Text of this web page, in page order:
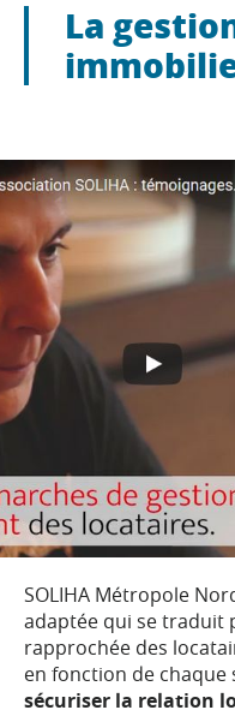
La
SOLIHA Métropole
adaptée qui se traduit
rapprochée des
en fonction de chaque
sécuriser la relation